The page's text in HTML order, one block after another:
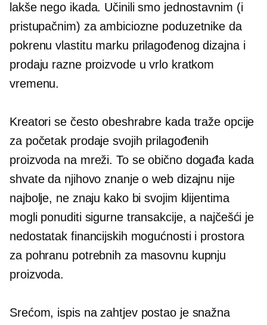
lakše nego ikada. Učinili smo jednostavnim (i
pristupačnim) za ambiciozne poduzetnike da
pokrenu vlastitu marku prilagođenog dizajna i
prodaju razne proizvode u vrlo kratkom
vremenu.
Kreatori se često obeshrabre kada traže opcije
za početak prodaje svojih prilagođenih
proizvoda na mreži. To se obično događa kada
shvate da njihovo znanje o web dizajnu nije
najbolje, ne znaju kako bi svojim klijentima
mogli ponuditi sigurne transakcije, a najčešći je
nedostatak financijskih mogućnosti i prostora
za pohranu potrebnih za masovnu kupnju
proizvoda.
Srećom, ispis na zahtjevpostao je snažna